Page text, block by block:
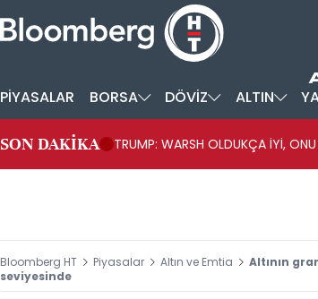
PİYASALAR BORSA DÖVİZ ALTIN
SON DAKİKA TRUMP: WARSH OLDUKÇA İYİ,
Bloomberg HT Piyasalar Altın ve Emtia
Altının
seviyesinde